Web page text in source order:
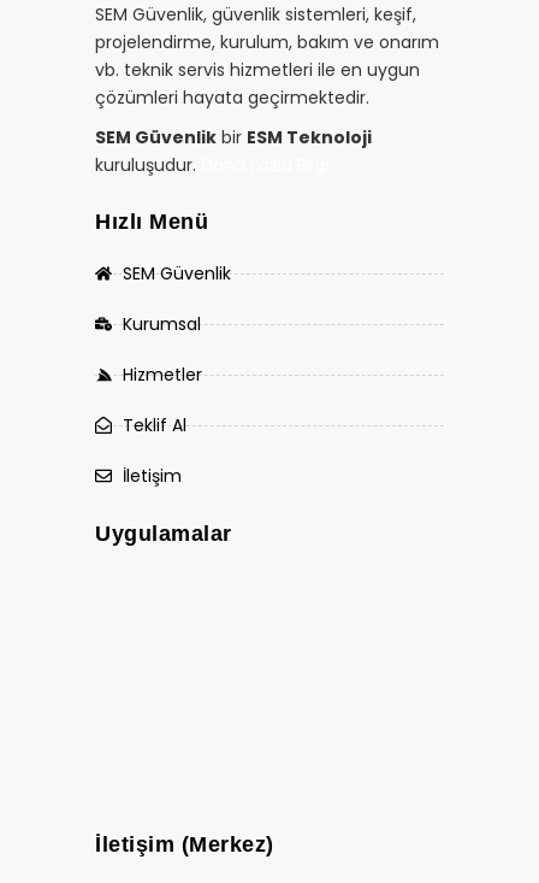
SEM Güvenlik, güvenlik sistemleri, keşif,
projelendirme, kurulum, bakım ve onarım
vb. teknik servis hizmetleri ile en uygun
çözümleri hayata geçirmektedir.
SEM Güvenlik bir ESM Teknoloji
kuruluşudur.
Hızlı Menü
SEM Güvenlik
Kurumsal
Hizmetler
Teklif Al
İletişim
Uygulamalar
İletişim (Merkez)